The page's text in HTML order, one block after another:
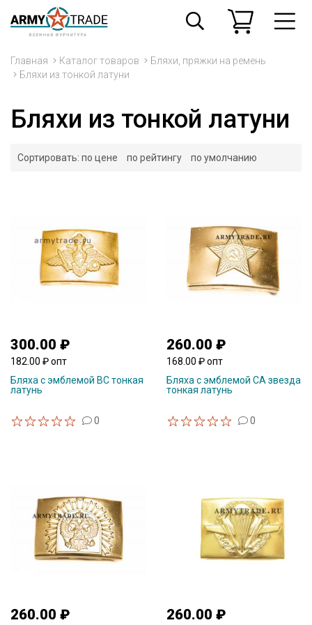
Главная Каталог товаров
Бляхи, пряжки на ремень
Бляхи из тонкой латуни
Бляхи из тонкой латуни
Сортировать: по цене по рейтингу по умолчанию
300.00 ₽
182.00 ₽ опт
Бляха с эмблемой ВС тонкая
латунь
0
260.00 ₽
168.00 ₽ опт
Бляха с эмблемой СА звезда
тонкая латунь
0
260.00 ₽ 260.00 ₽